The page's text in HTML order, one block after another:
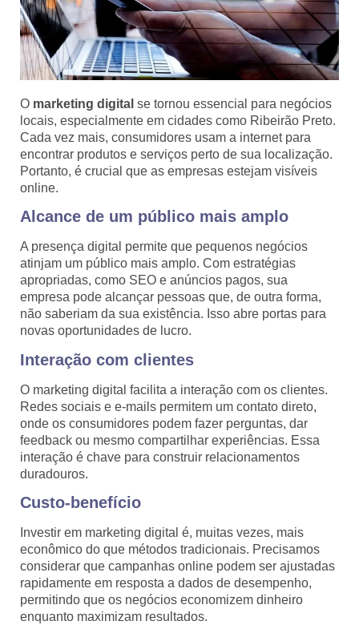
O marketing digital se tornou essencial para negócios
locais, especialmente em cidades como Ribeirão Preto.
Cada vez mais, consumidores usam a internet para
encontrar produtos e serviços perto de sua localização.
Portanto, é crucial que as empresas estejam visíveis
online.
Alcance de um público mais amplo
A presença digital permite que pequenos negócios
atinjam um público mais amplo. Com estratégias
apropriadas, como SEO e anúncios pagos, sua
empresa pode alcançar pessoas que, de outra forma,
não saberiam da sua existência. Isso abre portas para
novas oportunidades de lucro.
Interação com clientes
O marketing digital facilita a interação com os clientes.
Redes sociais e e-mails permitem um contato direto,
onde os consumidores podem fazer perguntas, dar
feedback ou mesmo compartilhar experiências. Essa
interação é chave para construir relacionamentos
duradouros.
Custo-benefício
Investir em marketing digital é, muitas vezes, mais
econômico do que métodos tradicionais. Precisamos
considerar que campanhas online podem ser ajustadas
rapidamente em resposta a dados de desempenho,
permitindo que os negócios economizem dinheiro
enquanto maximizam resultados.